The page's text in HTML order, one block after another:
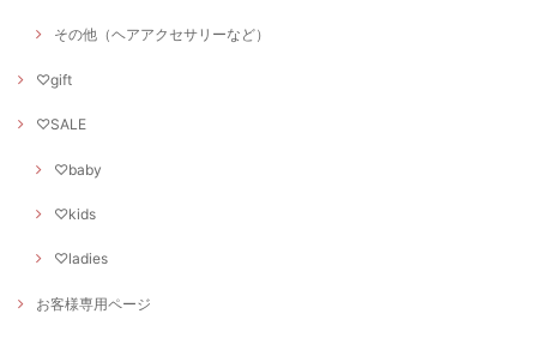
その他（ヘアアクセサリーなど）
♡gift
♡SALE
♡baby
♡kids
♡ladies
お客様専用ページ